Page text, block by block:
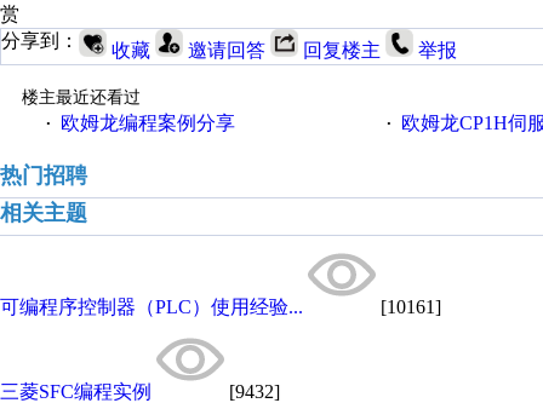
赏
分享到：
收藏 邀请回答 回复楼主 举报
楼主最近还看过
·
欧姆龙编程案例分享 · 欧姆龙CP1H伺
热门招聘
相关主题
可编程序控制器（PLC）使用经验... [10161]
三菱SFC编程实例 [9432]